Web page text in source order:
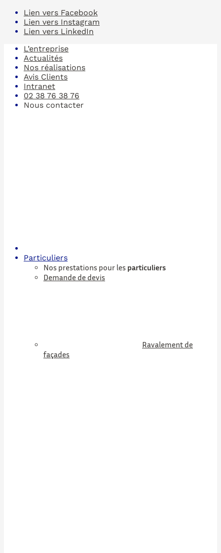
Lien vers Facebook
Lien vers Instagram
Lien vers LinkedIn
L’entreprise
Actualités
Nos réalisations
Avis Clients
Intranet
02 38 76 38 76
Nous contacter
Particuliers
Nos prestations pour les particuliers
Demande de devis
Ravalement de
façades